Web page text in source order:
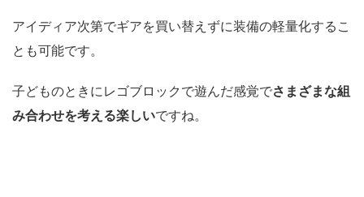
アイディア次第でギアを買い替えずに装備の軽量化するこ
とも可能です。
子どものときにレゴブロックで遊んだ感覚でさまざまな組
み合わせを考える楽しいですね。